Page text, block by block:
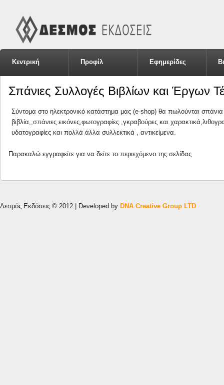
Κεντρική Προφίλ Εφημερίδες
Σπάνιες Συλλογές Βιβλίων και Έργων
Σύντομα στο ηλεκτρονικό κατάστημα μας (e-shop) θα πωλούνται
βιβλία,,σπάνιες εικόνες,φωτογραφίες ,γκραβούρες και
υδατογραφίες και πολλά άλλα συλλεκτικά , αντικείμενα.
Παρακαλώ εγγραφείτε για να δείτε το περιεχόμενο της σελίδας
Δεσμός Εκδόσεις © 2012 | Developed by DNA Creative Group LTD